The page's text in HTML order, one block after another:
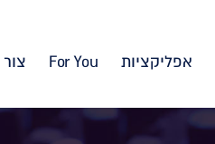
אפליקציות For You